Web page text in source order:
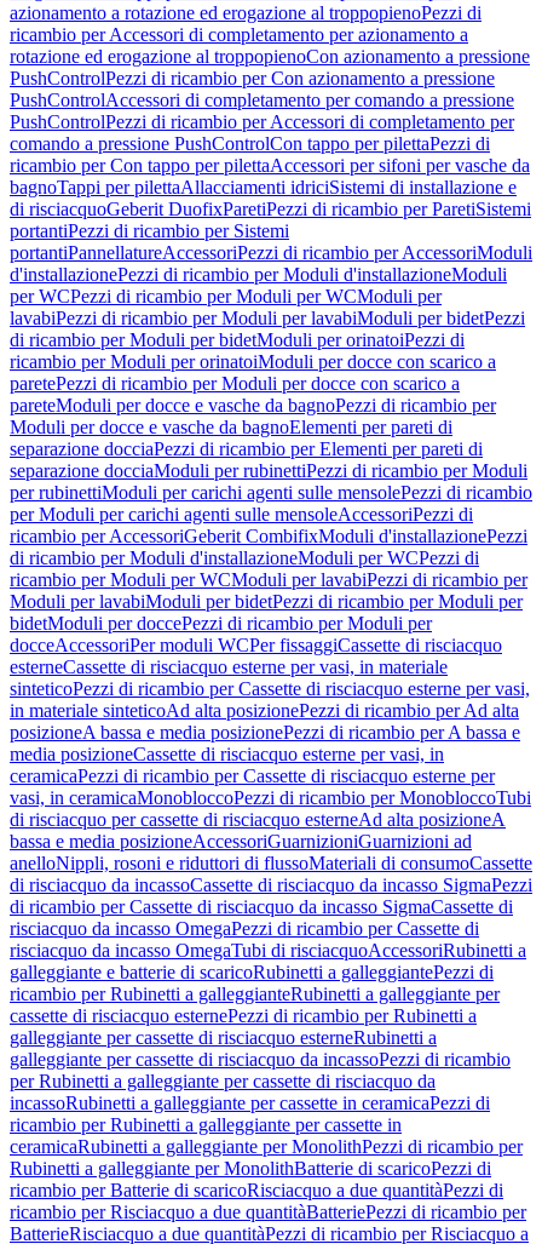
azionamento a rotazione ed erogazione al troppopienoPezzi di
ricambio per Accessori di completamento per azionamento a
rotazione ed erogazione al troppopienoCon azionamento a pressione
PushControlPezzi di ricambio per Con azionamento a pressione
PushControlAccessori di completamento per comando a pressione
PushControlPezzi di ricambio per Accessori di completamento per
comando a pressione PushControlCon tappo per pilettaPezzi di
ricambio per Con tappo per pilettaAccessori per sifoni per vasche da
bagnoTappi per pilettaAllacciamenti idriciSistemi di installazione e
di risciacquoGeberit DuofixParetiPezzi di ricambio per ParetiSistemi
portantiPezzi di ricambio per Sistemi
portantiPannellatureAccessoriPezzi di ricambio per AccessoriModuli
d'installazionePezzi di ricambio per Moduli d'installazioneModuli
per WCPezzi di ricambio per Moduli per WCModuli per
lavabiPezzi di ricambio per Moduli per lavabiModuli per bidetPezzi
di ricambio per Moduli per bidetModuli per orinatoiPezzi di
ricambio per Moduli per orinatoiModuli per docce con scarico a
paretePezzi di ricambio per Moduli per docce con scarico a
pareteModuli per docce e vasche da bagnoPezzi di ricambio per
Moduli per docce e vasche da bagnoElementi per pareti di
separazione docciaPezzi di ricambio per Elementi per pareti di
separazione docciaModuli per rubinettiPezzi di ricambio per Moduli
per rubinettiModuli per carichi agenti sulle mensolePezzi di ricambio
per Moduli per carichi agenti sulle mensoleAccessoriPezzi di
ricambio per AccessoriGeberit CombifixModuli d'installazionePezzi
di ricambio per Moduli d'installazioneModuli per WCPezzi di
ricambio per Moduli per WCModuli per lavabiPezzi di ricambio per
Moduli per lavabiModuli per bidetPezzi di ricambio per Moduli per
bidetModuli per doccePezzi di ricambio per Moduli per
docceAccessoriPer moduli WCPer fissaggiCassette di risciacquo
esterneCassette di risciacquo esterne per vasi, in materiale
sinteticoPezzi di ricambio per Cassette di risciacquo esterne per vasi,
in materiale sinteticoAd alta posizionePezzi di ricambio per Ad alta
posizioneA bassa e media posizionePezzi di ricambio per A bassa e
media posizioneCassette di risciacquo esterne per vasi, in
ceramicaPezzi di ricambio per Cassette di risciacquo esterne per
vasi, in ceramicaMonobloccoPezzi di ricambio per MonobloccoTubi
di risciacquo per cassette di risciacquo esterneAd alta posizioneA
bassa e media posizioneAccessoriGuarnizioniGuarnizioni ad
anelloNippli, rosoni e riduttori di flussoMateriali di consumoCassette
di risciacquo da incassoCassette di risciacquo da incasso SigmaPezzi
di ricambio per Cassette di risciacquo da incasso SigmaCassette di
risciacquo da incasso OmegaPezzi di ricambio per Cassette di
risciacquo da incasso OmegaTubi di risciacquoAccessoriRubinetti a
galleggiante e batterie di scaricoRubinetti a galleggiantePezzi di
ricambio per Rubinetti a galleggianteRubinetti a galleggiante per
cassette di risciacquo esternePezzi di ricambio per Rubinetti a
galleggiante per cassette di risciacquo esterneRubinetti a
galleggiante per cassette di risciacquo da incassoPezzi di ricambio
per Rubinetti a galleggiante per cassette di risciacquo da
incassoRubinetti a galleggiante per cassette in ceramicaPezzi di
ricambio per Rubinetti a galleggiante per cassette in
ceramicaRubinetti a galleggiante per MonolithPezzi di ricambio per
Rubinetti a galleggiante per MonolithBatterie di scaricoPezzi di
ricambio per Batterie di scaricoRisciacquo a due quantitàPezzi di
ricambio per Risciacquo a due quantitàBatteriePezzi di ricambio per
BatterieRisciacquo a due quantitàPezzi di ricambio per Risciacquo a